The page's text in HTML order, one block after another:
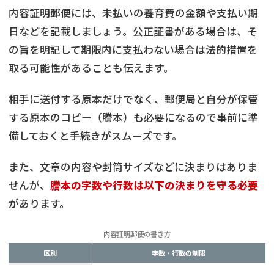
内容証明郵便には、未払いの養育費の金額や支払い期
日などを記載しましょう。公正証書がある場合は、そ
の旨を明記して期限内に支払わない場合は法的措置を
取る可能性があることも伝えます。
相手に送付する原本だけでなく、郵便局と自分が保管
する原本のコピー（謄本）も必要になるので事前に準
備しておくと手続きがスムーズです。
また、文章の内容や封筒サイズなどに決まりはありま
せんが、 謄本の字数や行数は以下の決まりを守る必要
があります。
内容証明郵便の書き方
区別
字数・行数の制限